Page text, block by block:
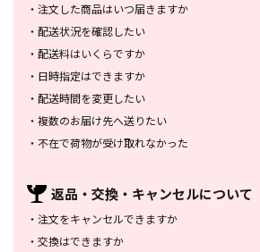
・ 注文した商品はいつ届きますか
・ 配送状況を確認したい
・ 配送料はいくらですか
・ 日時指定はできますか
・ 配送時間を変更したい
・ 複数のお届け先へ送りたい
・ 不在で荷物が受け取れなかった
返品・交換・ キャンセルについて
・ 注文をキャンセルできますか
・ 交換はできますか